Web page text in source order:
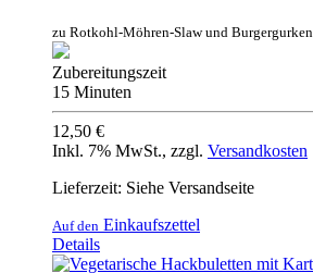
zu Rotkohl-Möhren-Slaw und Burgergurken
Zubereitungszeit
15 Minuten
12,50 €
Inkl. 7% MwSt., zzgl. Versandkosten
Lieferzeit: Siehe Versandseite
Auf den Einkaufszettel
Details